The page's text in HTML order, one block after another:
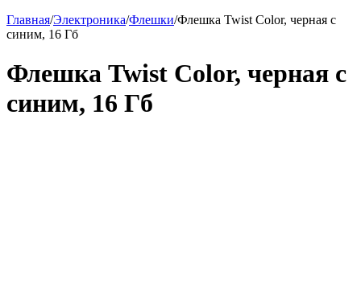
Главная/Электроника/Флешки/Флешка Twist Color, черная с
синим, 16 Гб
Флешка Twist Color, черная с
синим, 16 Гб